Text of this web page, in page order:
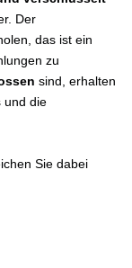
Der
das ist ein
zu
sind, erhalten
und die
Sie dabei